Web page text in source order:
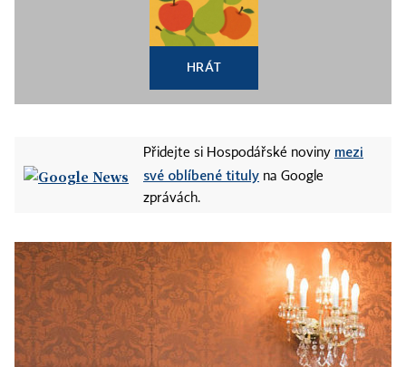
HRÁT
Přidejte si Hospodářské noviny mezi
své oblíbené tituly na Google
zprávách.